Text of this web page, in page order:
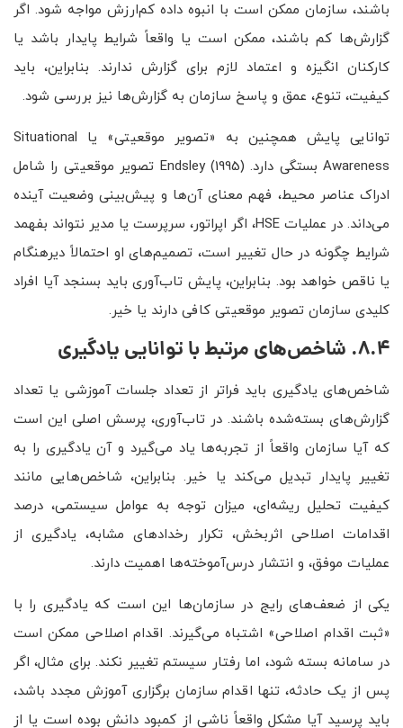
باشند، سازمان ممکن است با انبوه داده کم‌ارزش مواجه شود. اگر
گزارش‌ها کم باشند، ممکن است یا واقعاً شرایط پایدار باشد یا
کارکنان انگیزه و اعتماد لازم برای گزارش ندارند. بنابراین، باید
کیفیت، تنوع، عمق و پاسخ سازمان به گزارش‌ها نیز بررسی شود.
توانایی پایش همچنین به «تصویر موقعیتی» یا Situational
Awareness بستگی دارد. Endsley (1995) تصویر موقعیتی را شامل
ادراک عناصر محیط، فهم معنای آن‌ها و پیش‌بینی وضعیت آینده
می‌داند. در عملیات HSE، اگر اپراتور، سرپرست یا مدیر نتواند بفهمد
شرایط چگونه در حال تغییر است، تصمیم‌های او احتمالاً دیرهنگام
یا ناقص خواهد بود. بنابراین، پایش تاب‌آوری باید بسنجد آیا افراد
کلیدی سازمان تصویر موقعیتی کافی دارند یا خیر.
8.4. شاخص‌های مرتبط با توانایی یادگیری
شاخص‌های یادگیری باید فراتر از تعداد جلسات آموزشی یا تعداد
گزارش‌های بسته‌شده باشند. در تاب‌آوری، پرسش اصلی این است
که آیا سازمان واقعاً از تجربه‌ها یاد می‌گیرد و آن یادگیری را به
تغییر پایدار تبدیل می‌کند یا خیر. بنابراین، شاخص‌هایی مانند
کیفیت تحلیل ریشه‌ای، میزان توجه به عوامل سیستمی، درصد
اقدامات اصلاحی اثربخش، تکرار رخدادهای مشابه، یادگیری از
عملیات موفق، و انتشار درس‌آموخته‌ها اهمیت دارند.
یکی از ضعف‌های رایج در سازمان‌ها این است که یادگیری را با
«ثبت اقدام اصلاحی» اشتباه می‌گیرند. اقدام اصلاحی ممکن است
در سامانه بسته شود، اما رفتار سیستم تغییر نکند. برای مثال، اگر
پس از یک حادثه، تنها اقدام سازمان برگزاری آموزش مجدد باشد،
باید پرسید آیا مشکل واقعاً ناشی از کمبود دانش بوده است یا از